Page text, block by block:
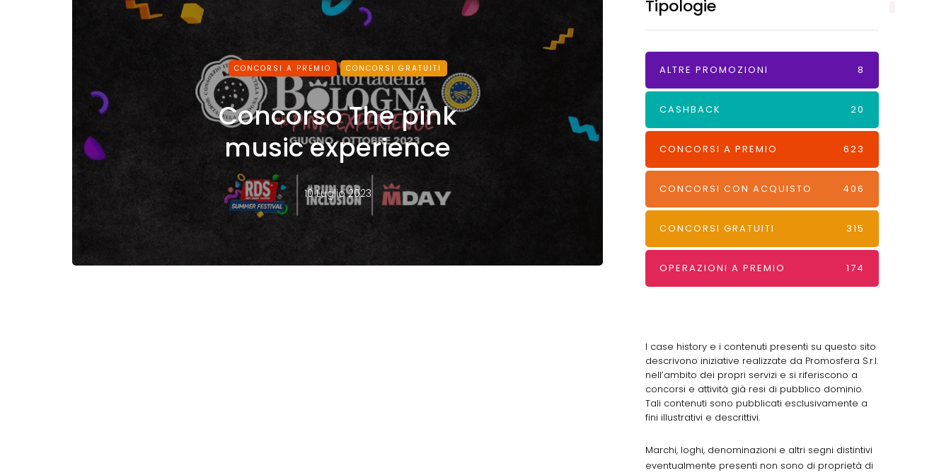
CONCORSI A PREMIO CONCORSI GRATUITI
Concorso The pink
music experience
10 Luglio 2023
Tipologie
ALTRE PROMOZIONI 8
CASHBACK 20
CONCORSI A PREMIO 623
CONCORSI CON ACQUISTO 406
CONCORSI GRATUITI 315
OPERAZIONI A PREMIO 174
I case history e i contenuti presenti su questo sito
descrivono iniziative realizzate da Promosfera S.r.l.
nell’ambito dei propri servizi e si riferiscono a
concorsi e attività già resi di pubblico dominio.
Tali contenuti sono pubblicati esclusivamente a
fini illustrativi e descrittivi.
Marchi, loghi, denominazioni e altri segni distintivi
eventualmente presenti non sono di proprietà di